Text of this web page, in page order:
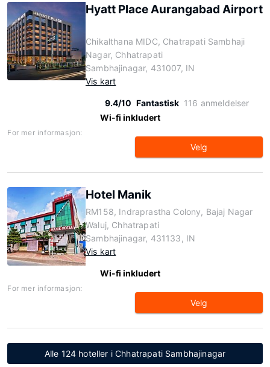
Hyatt Place Aurangabad Airport
Chikalthana MIDC, Chatrapati Sambhaji
Nagar, Chhatrapati
Sambhajinagar, 431007, IN
Vis kart
9.4/10 Fantastisk 116 anmeldelser
Wi-fi inkludert
For mer informasjon:
Velg
Hotel Manik
RM158, Indraprastha Colony, Bajaj Nagar
Waluj, Chhatrapati
Sambhajinagar, 431133, IN
Vis kart
Wi-fi inkludert
For mer informasjon:
Velg
Alle 124 hoteller i Chhatrapati Sambhajinagar